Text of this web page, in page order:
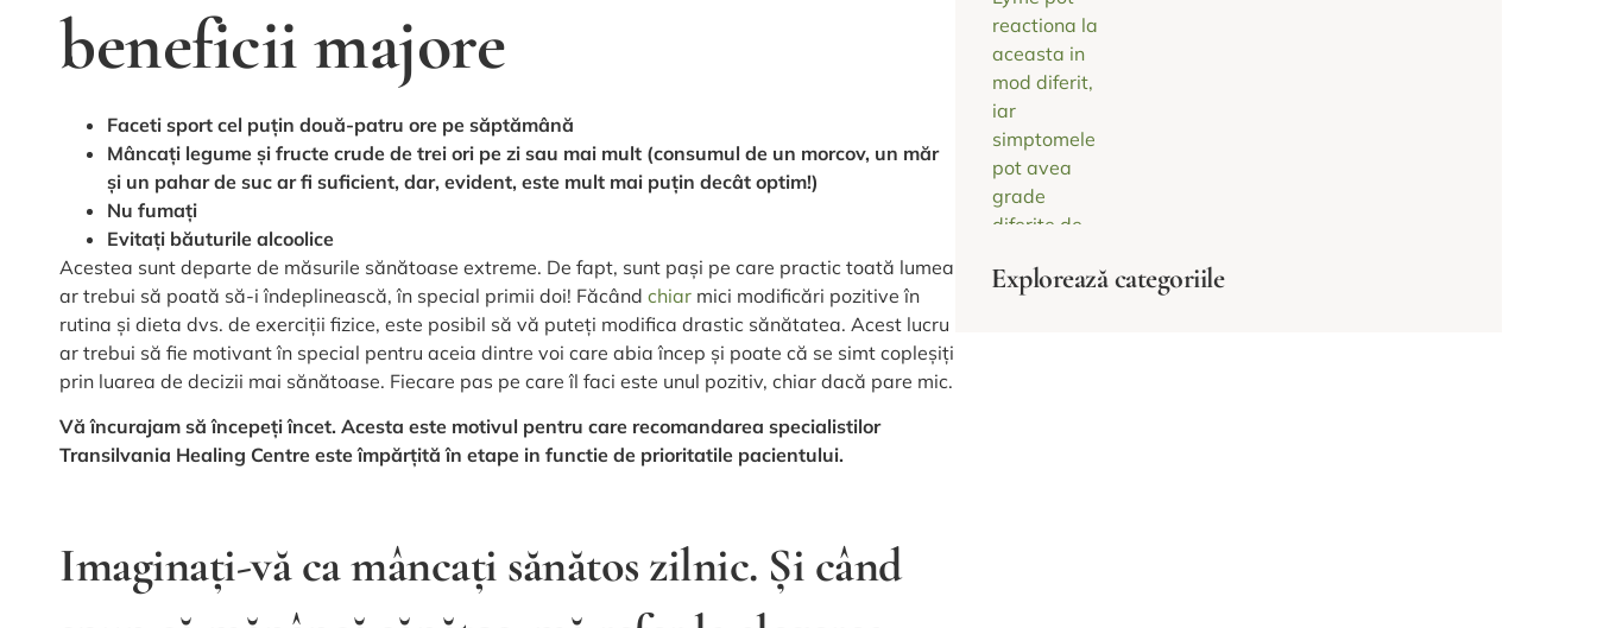
beneficii majore
Faceti sport cel puțin două-patru ore pe săptămână
Mâncați legume și fructe crude de trei ori pe zi sau mai mult (consumul de un morcov, un măr
și un pahar de suc ar fi suficient, dar, evident, este mult mai puțin decât optim!)
Nu fumați
Evitați băuturile alcoolice
Acestea sunt departe de măsurile sănătoase extreme. De fapt, sunt pași pe care practic toată lumea
ar trebui să poată să-i îndeplinească, în special primii doi! Făcând chiar mici modificări pozitive în
rutina și dieta dvs. de exerciții fizice, este posibil să vă puteți modifica drastic sănătatea. Acest lucru
ar trebui să fie motivant în special pentru aceia dintre voi care abia încep și poate că se simt copleșiți
prin luarea de decizii mai sănătoase. Fiecare pas pe care îl faci este unul pozitiv, chiar dacă pare mic.
Vă încurajam să începeți încet. Acesta este motivul pentru care recomandarea specialistilor
Transilvania Healing Centre este împărțită în etape in functie de prioritatile pacientului.
Imaginați-vă ca mâncați sănătos zilnic. Și când
Explorează categoriile